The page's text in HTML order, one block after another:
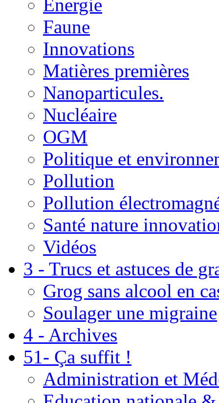
Energie
Faune
Innovations
Matières premières
Nanoparticules.
Nucléaire
OGM
Politique et
Pollution
Pollution
Santé nature
Vidéos
3 - Trucs et astuces de
Grog sans alcool en
Soulager une migraine
4 - Archives
51- Ça suffit !
Administration et